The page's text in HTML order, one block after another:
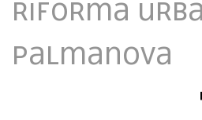
riforma
Palmanova